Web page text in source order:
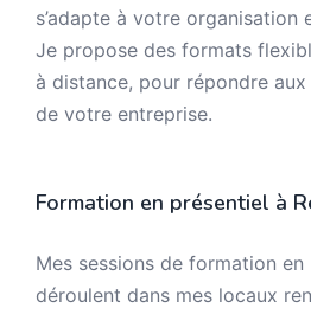
s’adapte à votre organisation
Je propose des formats
à distance, pour répondre
de votre entreprise.
Formation en présentiel à
Mes sessions de formation en
déroulent dans mes locaux